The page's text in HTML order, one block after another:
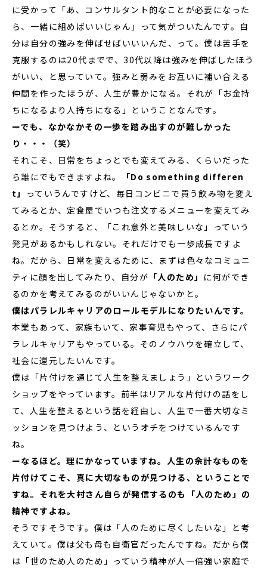
に受かって「あ、コンサルタント的なことが必要になった
ら、一緒に組めばいいじゃん」って気がついたんです。自
分は自分の強みを伸ばせばいいいんだ、って。僕は苦手を
克服するのは20代までで、30代以降は強みを伸ばしたほう
がいい、と思っていて。強みと弱みをお互いに補い合える
仲間を作ったほうが、人生が豊かになる。それが「お金持
ちになるより人持ちになる」ということなんです。
ーでも、なかなかその一歩を踏み出すのが難しかった
り・・・（笑）
それこそ、日常をちょっとでも変えてみる、くらいだった
ら誰にでもできますよね。
「Do something differen
t」
っていうんですけど、毎日コンビニで買う飲み物を変え
てみるとか、定食屋でいつも注文するメニューを変えてみ
るとか。そうすると、「これ意外と美味しいな」っていう
発見があるかもしれない。それだけでも一歩成長ですよ
ね。だから、日常を変えるために、まずは色々なコミュニ
ティに顔を出してみたり、自分が 「人のため」 に何ができ
るのかを考えてみるのがいいんじゃないかと。
僕はパラレルキャリアのロールモデルになりたいんです。
本業もあって、家族もいて、家事育児もやって、さらにパ
ラレルキャリアもやっている。そのノウハウを確立して、
社会に還元したいんです。
僕は「片付けを通じて人生を整えましょう」というワーク
ショップをやっています。前半はリアルな片付けの話をし
て、人生を整えるという話を経由し、人生で一番大切なミ
ッションを見つけよう、というオチをつけているんです
ね。
ーなるほど。理にかなっていますね。人生の余計なものを
片付けてこそ、真に大切なものが見つける、ということで
すね。それを大村さん自らが発信するのも「人のため」の
精神ですよね。
そうですそうです。僕は「人のために尽くしたいな」と考
えていて。僕は父も母も自衛官だったんですね。だから僕
は「世のため人のため」っていう精神が人一倍強い家庭で